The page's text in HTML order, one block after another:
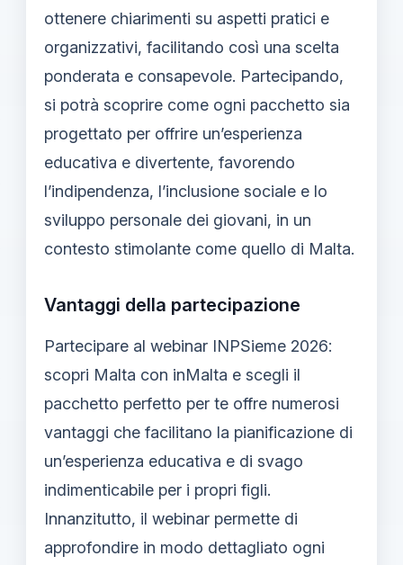
ottenere chiarimenti su aspetti pratici e
organizzativi, facilitando così una scelta
ponderata e consapevole. Partecipando,
si potrà scoprire come ogni pacchetto sia
progettato per offrire un’esperienza
educativa e divertente, favorendo
l’indipendenza, l’inclusione sociale e lo
sviluppo personale dei giovani, in un
contesto stimolante come quello di Malta.
Vantaggi della partecipazione
Partecipare al webinar INPSieme 2026:
scopri Malta con inMalta e scegli il
pacchetto perfetto per te offre numerosi
vantaggi che facilitano la pianificazione di
un’esperienza educativa e di svago
indimenticabile per i propri figli.
Innanzitutto, il webinar permette di
approfondire in modo dettagliato ogni